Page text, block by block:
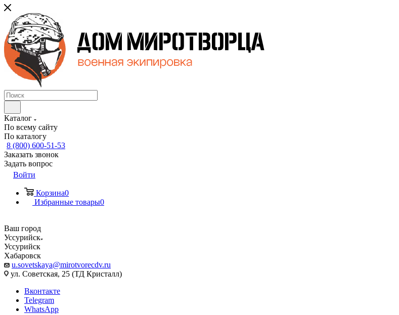
Каталог
По всему сайту
По каталогу
8 (800) 600-51-53
Заказать звонок
Задать вопрос
Войти
Корзина0
Избранные товары0
Ваш город
Уссурийск
Уссурийск
Хабаровск
u.sovetskaya@mirotvorecdv.ru
ул. Советская, 25 (ТД Кристалл)
Вконтакте
Telegram
WhatsApp